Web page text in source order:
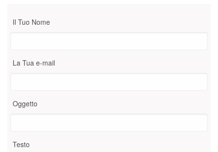
Il Tuo Nome
La Tua e-mail
Oggetto
Testo